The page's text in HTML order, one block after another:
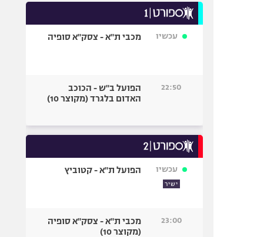
עכשיו מכבי ת"א - צסק"א סופיה
22:50
הפועל ב"ש - הכוכב
האדום בלגרד (מקוצר 10)
עכשיו
ישיר
הפועל ת"א - קטוביץ
23:00
מכבי ת"א - צסק"א סופיה
(מקוצר 10)